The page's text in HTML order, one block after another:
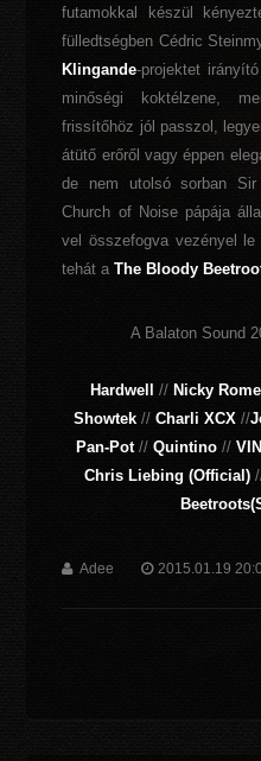
futamokkal készül
fülledtségben Cédric
Klingande-projektet
minőségi koktélzene,
frissítőhöz jól passzol,
átütő erőről vagy éppen
de nem utolsó sorban
Church of Noise pápája
vel összefogva vezényel
tehát aThe Bloody
A Balaton Sound
Hardwell //Nicky
Showtek //Charli XCX //
Pan-Pot // Quintino //
Chris Liebing (Official)
Adee 2015.01.19